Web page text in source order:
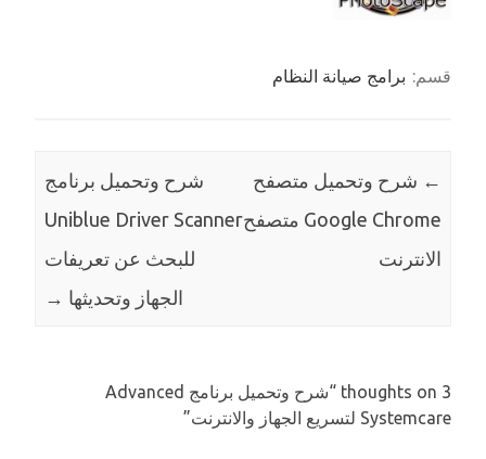
قسم: برامج صيانة النظام
← شرح وتحميل متصفح
Google Chrome متصفح
الانترنت
شرح وتحميل برنامج
Uniblue Driver Scanner
للبحث عن تعريفات
الجهاز وتحديثها →
3 thoughts on “
شرح وتحميل برنامج Advanced
Systemcare لتسريع الجهاز والانترنت
”